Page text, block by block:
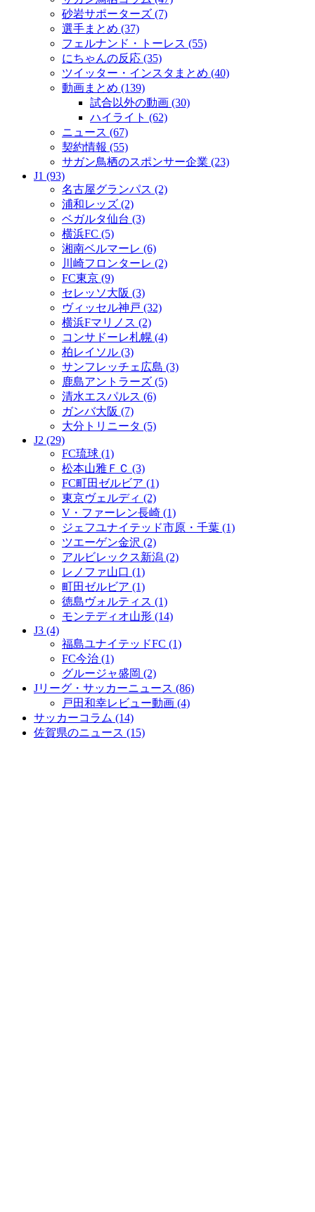
砂岩サポーターズ (7)
選手まとめ (37)
フェルナンド・トーレス (55)
にちゃんの反応 (35)
ツイッター・インスタまとめ (40)
動画まとめ (139)
試合以外の動画 (30)
ハイライト (62)
ニュース (67)
契約情報 (55)
サガン鳥栖のスポンサー企業 (23)
J1 (93)
名古屋グランパス (2)
浦和レッズ (2)
ベガルタ仙台 (3)
横浜FC (5)
湘南ベルマーレ (6)
川崎フロンターレ (2)
FC東京 (9)
セレッソ大阪 (3)
ヴィッセル神戸 (32)
横浜Fマリノス (2)
コンサドーレ札幌 (4)
柏レイソル (3)
サンフレッチェ広島 (3)
鹿島アントラーズ (5)
清水エスパルス (6)
ガンバ大阪 (7)
大分トリニータ (5)
J2 (29)
FC琉球 (1)
松本山雅ＦＣ (3)
FC町田ゼルビア (1)
東京ヴェルディ (2)
V・ファーレン長崎 (1)
ジェフユナイテッド市原・千葉 (1)
ツエーゲン金沢 (2)
アルビレックス新潟 (2)
レノファ山口 (1)
町田ゼルビア (1)
徳島ヴォルティス (1)
モンテディオ山形 (14)
J3 (4)
福島ユナイテッドFC (1)
FC今治 (1)
グルージャ盛岡 (2)
Jリーグ・サッカーニュース (86)
戸田和幸レビュー動画 (4)
サッカーコラム (14)
佐賀県のニュース (15)